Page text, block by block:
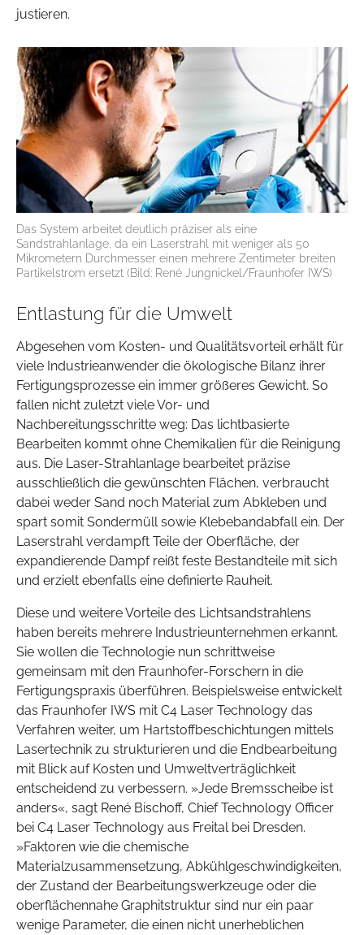
justieren.
Das System arbeitet deutlich präziser als eine
Sandstrahlanlage, da ein Laserstrahl mit weniger als 50
Mikrometern Durchmesser einen mehrere Zentimeter breiten
Partikelstrom ersetzt (Bild: René Jungnickel/Fraunhofer IWS)
Entlastung für die Umwelt
Abgesehen vom Kosten- und Qualitätsvorteil erhält für
viele Industrieanwender die ökologische Bilanz ihrer
Fertigungsprozesse ein immer größeres Gewicht. So
fallen nicht zuletzt viele Vor- und
Nachbereitungsschritte weg: Das lichtbasierte
Bearbeiten kommt ohne Chemikalien für die Reinigung
aus. Die Laser-Strahlanlage bearbeitet präzise
ausschließlich die gewünschten Flächen, verbraucht
dabei weder Sand noch Material zum Abkleben und
spart somit Sondermüll sowie Klebebandabfall ein. Der
Laserstrahl verdampft Teile der Oberfläche, der
expandierende Dampf reißt feste Bestandteile mit sich
und erzielt ebenfalls eine definierte Rauheit.
Diese und weitere Vorteile des Lichtsandstrahlens
haben bereits mehrere Industrieunternehmen erkannt.
Sie wollen die Technologie nun schrittweise
gemeinsam mit den Fraunhofer-Forschern in die
Fertigungspraxis überführen. Beispielsweise entwickelt
das Fraunhofer IWS mit C4 Laser Technology das
Verfahren weiter, um Hartstoffbeschichtungen mittels
Lasertechnik zu strukturieren und die Endbearbeitung
mit Blick auf Kosten und Umweltverträglichkeit
entscheidend zu verbessern. »Jede Bremsscheibe ist
anders«, sagt René Bischoff, Chief Technology Officer
bei C4 Laser Technology aus Freital bei Dresden.
»Faktoren wie die chemische
Materialzusammensetzung, Abkühlgeschwindigkeiten,
der Zustand der Bearbeitungswerkzeuge oder die
oberflächennahe Graphitstruktur sind nur ein paar
wenige Parameter, die einen nicht unerheblichen